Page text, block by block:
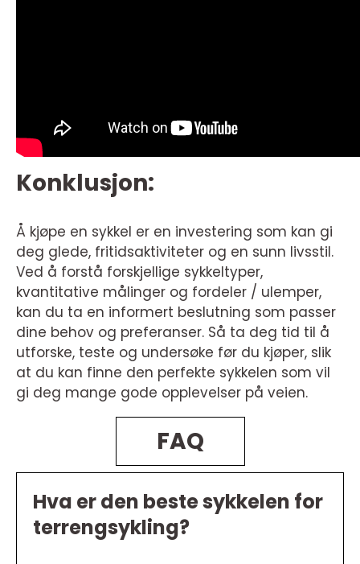
Konklusjon:
Å kjøpe en sykkel er en investering som kan gi
deg glede, fritidsaktiviteter og en sunn livsstil.
Ved å forstå forskjellige sykkeltyper,
kvantitative målinger og fordeler / ulemper,
kan du ta en informert beslutning som passer
dine behov og preferanser. Så ta deg tid til å
utforske, teste og undersøke før du kjøper, slik
at du kan finne den perfekte sykkelen som vil
gi deg mange gode opplevelser på veien.
FAQ
Hva er den beste sykkelen for
terrengsykling?